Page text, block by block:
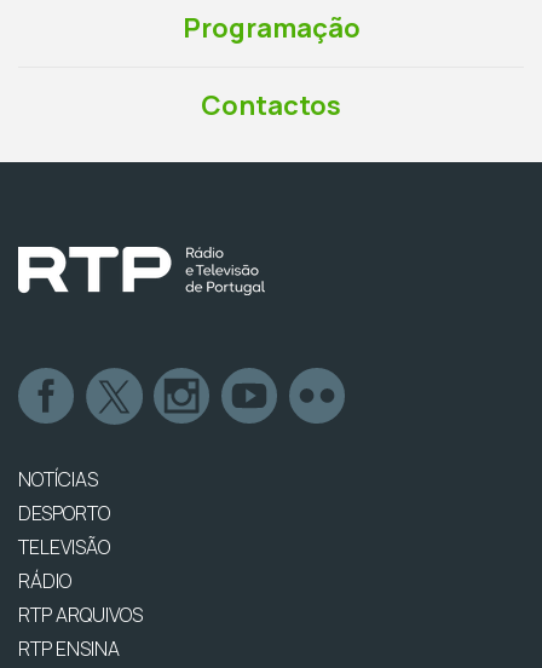
Programação
Contactos
NOTÍCIAS
DESPORTO
TELEVISÃO
RÁDIO
RTP ARQUIVOS
RTP ENSINA